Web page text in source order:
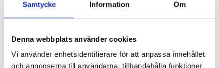
Samtycke Information Om
Denna webbplats använder cookies
Vi använder enhetsidentifierare för att anpassa innehållet
och annonserna till användarna, tillhandahålla funktioner
- 29%